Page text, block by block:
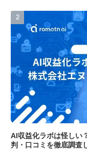
AI収益化ラボは怪しい
判・口コミを徹底調査